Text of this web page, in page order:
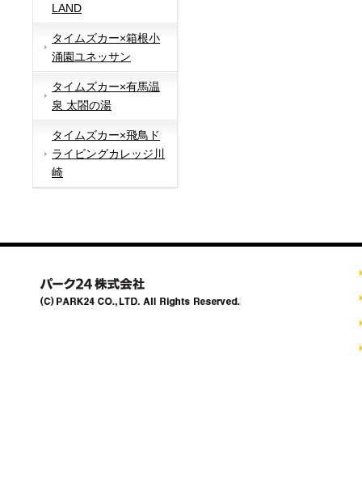
LAND
タイムズカー×箱根小
涌園ユネッサン
タイムズカー×有馬温
泉 太閤の湯
タイムズカー×飛鳥ド
ライビングカレッジ川
崎